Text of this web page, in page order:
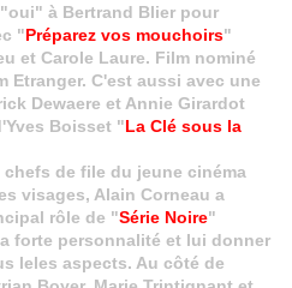
à Bertrand Blier pour
"Préparez vos mouchoirs"
et Carole Laure. Film nominé
Etranger. C'est aussi avec une
Dewaere et Annie Girardot
Boisset "La Clé sous la
de file du jeune cinéma
visages, Alain Corneau a
rôle de "Série Noire"
forte personnalité et lui donner
leles aspects. Au côté de